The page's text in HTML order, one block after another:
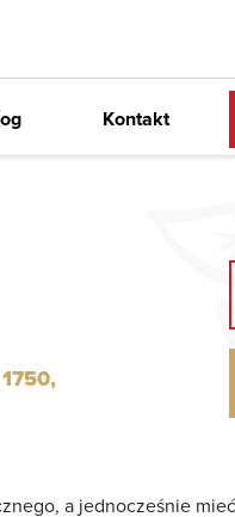
Kontakt
a jednocześnie